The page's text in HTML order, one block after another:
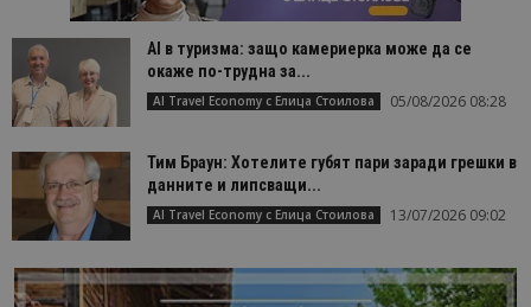
AI в туризма: защо камериерка може да се
окаже по-трудна за...
AI Travel Economy с Елица Стоилова 05/08/2026 08:28
Тим Браун: Хотелите губят пари заради грешки в
данните и липсващи...
AI Travel Economy с Елица Стоилова 13/07/2026 09:02